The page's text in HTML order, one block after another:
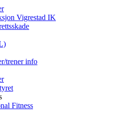
Vigrestad IK
trener info
Fitness